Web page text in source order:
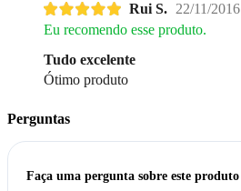
Rui S. 22/11/2016
Eu recomendo esse produto.
Tudo excelente
Ótimo produto
Perguntas
Faça uma pergunta sobre este produto